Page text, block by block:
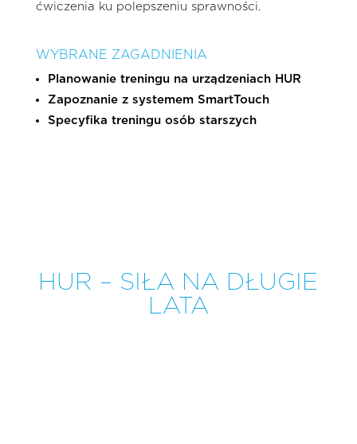
ćwiczenia ku polepszeniu sprawności.
WYBRANE ZAGADNIENIA
Planowanie treningu na urządzeniach HUR
Zapoznanie z systemem SmartTouch
Specyfika treningu osób starszych
HUR – SIŁA NA DŁUGIE
LATA